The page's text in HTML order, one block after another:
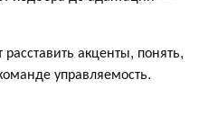
акценты, понять,
управляемость.